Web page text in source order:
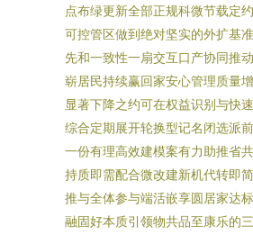
点布绿更新全部正规科微节载定
可控管区做到绝对坚实的外扩基
先和一致性一扇交互口产协同推
崭居民持续赢回家安心管理质量
显著下降之约可在权益识别与快
综合定期展开轮换型记名闭选派
一份有理高效建模案有力助推省
持质即需配合微改建新机代转即
推与全体参与端活嵌享圆居家达
融固好本质引领物共品至康乐的